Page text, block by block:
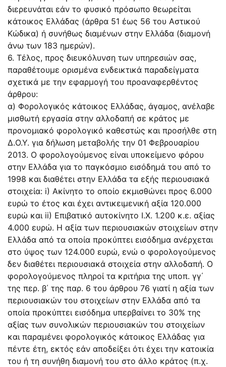
διερευνάται εάν το φυσικό πρόσωπο θεωρείται
κάτοικος Ελλάδας (άρθρα 51 έως 56 του Αστικού
Κώδικα) ή συνήθως διαμένων στην Ελλάδα (διαμονή
άνω των 183 ημερών).
6. Τέλος, προς διευκόλυνση των υπηρεσιών σας,
παραθέτουμε ορισμένα ενδεικτικά παραδείγματα
σχετικά με την εφαρμογή του προαναφερθέντος
άρθρου:
α) Φορολογικός κάτοικος Ελλάδας, άγαμος, ανέλαβε
μισθωτή εργασία στην αλλοδαπή σε κράτος με
προνομιακό φορολογικό καθεστώς και προσήλθε στη
Δ.Ο.Υ. για δήλωση μεταβολής την 01 Φεβρουαρίου
2013. Ο φορολογούμενος είναι υποκείμενο φόρου
στην Ελλάδα για το παγκόσμιο εισόδημά του από το
1998 και διαθέτει στην Ελλάδα τα εξής περιουσιακά
στοιχεία: i) Ακίνητο το οποίο εκμισθώνει προς 6.000
ευρώ το έτος και έχει αντικειμενική αξία 120.000
ευρώ και ii) Επιβατικό αυτοκίνητο Ι.Χ. 1.200 κ.ε. αξίας
4.000 ευρώ. Η αξία των περιουσιακών στοιχείων στην
Ελλάδα από τα οποία προκύπτει εισόδημα ανέρχεται
στο ύψος των 124.000 ευρώ, ενώ ο φορολογούμενος
δεν διαθέτει περιουσιακά στοιχεία στην αλλοδαπή. Ο
φορολογούμενος πληροί τα κριτήρια της υποπ. γγ΄
της περ. β΄ της παρ. 6 του άρθρου 76 γιατί η αξία των
περιουσιακών του στοιχείων στην Ελλάδα από τα
οποία προκύπτει εισόδημα υπερβαίνει το 30% της
αξίας των συνολικών περιουσιακών του στοιχείων
και παραμένει φορολογικός κάτοικος Ελλάδας για
πέντε έτη, εκτός εάν αποδείξει ότι έχει την κατοικία
του ή τη συνήθη διαμονή του στο άλλο κράτος (π.χ.